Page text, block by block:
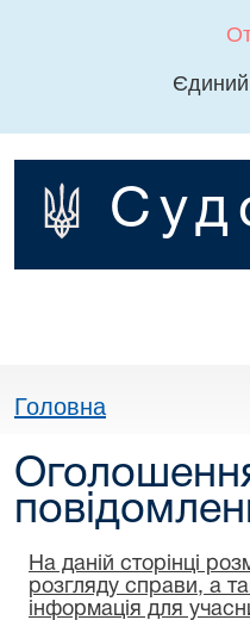
Єдиний
Головна
На даній сторінці
розгляду справи, а
інформація для